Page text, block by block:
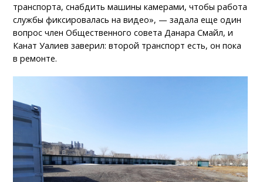
транспорта, снабдить машины камерами, чтобы работа
службы фиксировалась на видео», — задала еще один
вопрос член Общественного совета Данара Смайл, и
Канат Уалиев заверил: второй транспорт есть, он пока
в ремонте.